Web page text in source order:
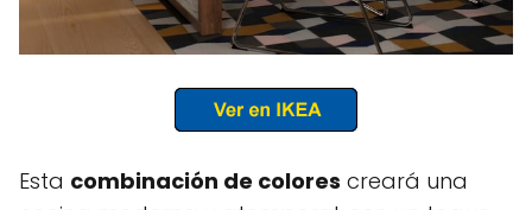
Esta combinación de colores creará una